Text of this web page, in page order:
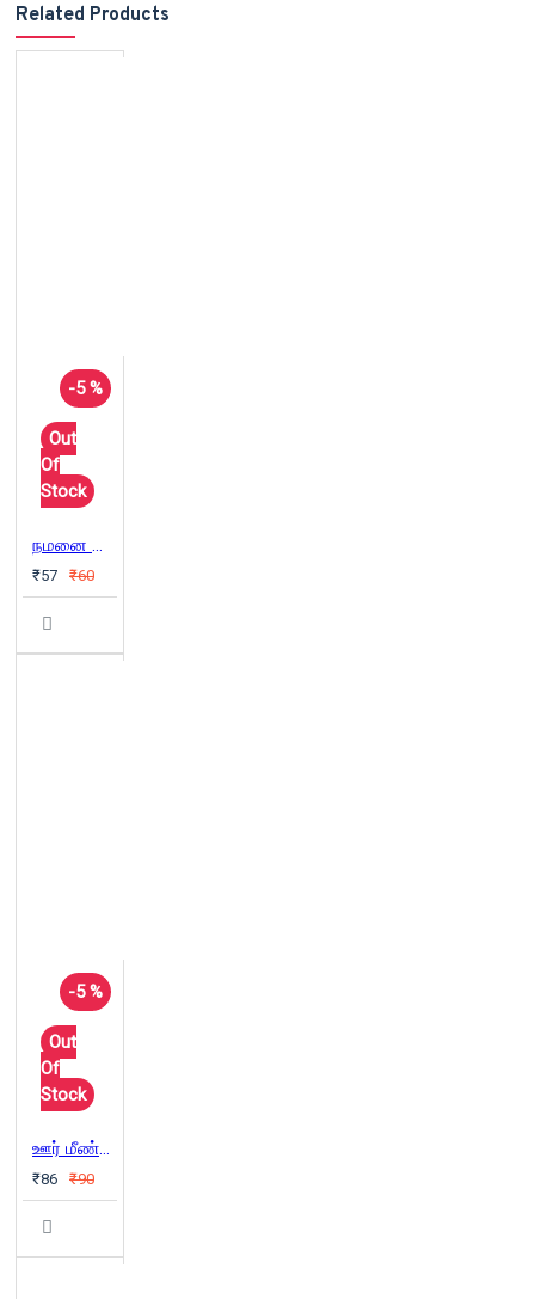
Related Products
-5 %
Out
Of
Stock
நமனை அஞ்சோம்
₹57 ₹60
-5 %
Out
Of
Stock
ஊர் மீண்டு செல்லுதல்
₹86 ₹90